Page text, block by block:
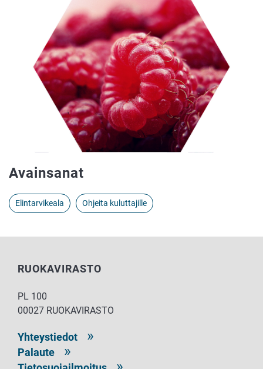
Avainsanat
Elintarvikeala Ohjeita kuluttajille
RUOKAVIRASTO
PL 100
00027 RUOKAVIRASTO
Yhteystiedot
Palaute